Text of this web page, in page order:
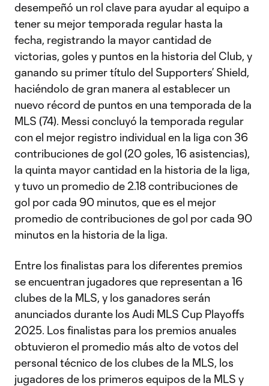
desempeñó un rol clave para ayudar al equipo a
tener su mejor temporada regular hasta la
fecha, registrando la mayor cantidad de
victorias, goles y puntos en la historia del Club, y
ganando su primer título del Supporters’ Shield,
haciéndolo de gran manera al establecer un
nuevo récord de puntos en una temporada de la
MLS (74). Messi concluyó la temporada regular
con el mejor registro individual en la liga con 36
contribuciones de gol (20 goles, 16 asistencias),
la quinta mayor cantidad en la historia de la liga,
y tuvo un promedio de 2.18 contribuciones de
gol por cada 90 minutos, que es el mejor
promedio de contribuciones de gol por cada 90
minutos en la historia de la liga.
Entre los finalistas para los diferentes premios
se encuentran jugadores que representan a 16
clubes de la MLS, y los ganadores serán
anunciados durante los Audi MLS Cup Playoffs
2025. Los finalistas para los premios anuales
obtuvieron el promedio más alto de votos del
personal técnico de los clubes de la MLS, los
jugadores de los primeros equipos de la MLS y